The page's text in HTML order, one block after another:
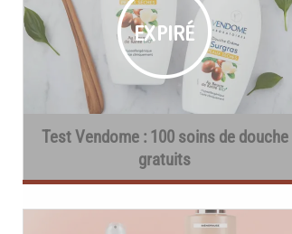
Test Vendome : 100 soins de douche
gratuits